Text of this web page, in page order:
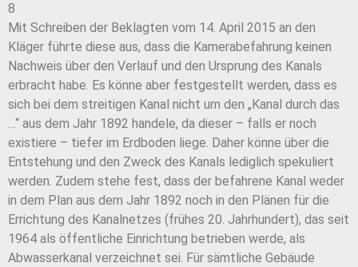
8
Mit Schreiben der Beklagten vom 14. April 2015 an den
Kläger führte diese aus, dass die Kamerabefahrung keinen
Nachweis über den Verlauf und den Ursprung des Kanals
erbracht habe. Es könne aber festgestellt werden, dass es
sich bei dem streitigen Kanal nicht um den „Kanal durch das
…“ aus dem Jahr 1892 handele, da dieser – falls er noch
existiere – tiefer im Erdboden liege. Daher könne über die
Entstehung und den Zweck des Kanals lediglich spekuliert
werden. Zudem stehe fest, dass der befahrene Kanal weder
in dem Plan aus dem Jahr 1892 noch in den Plänen für die
Errichtung des Kanalnetzes (frühes 20. Jahrhundert), das seit
1964 als öffentliche Einrichtung betrieben werde, als
Abwasserkanal verzeichnet sei. Für sämtliche Gebäude